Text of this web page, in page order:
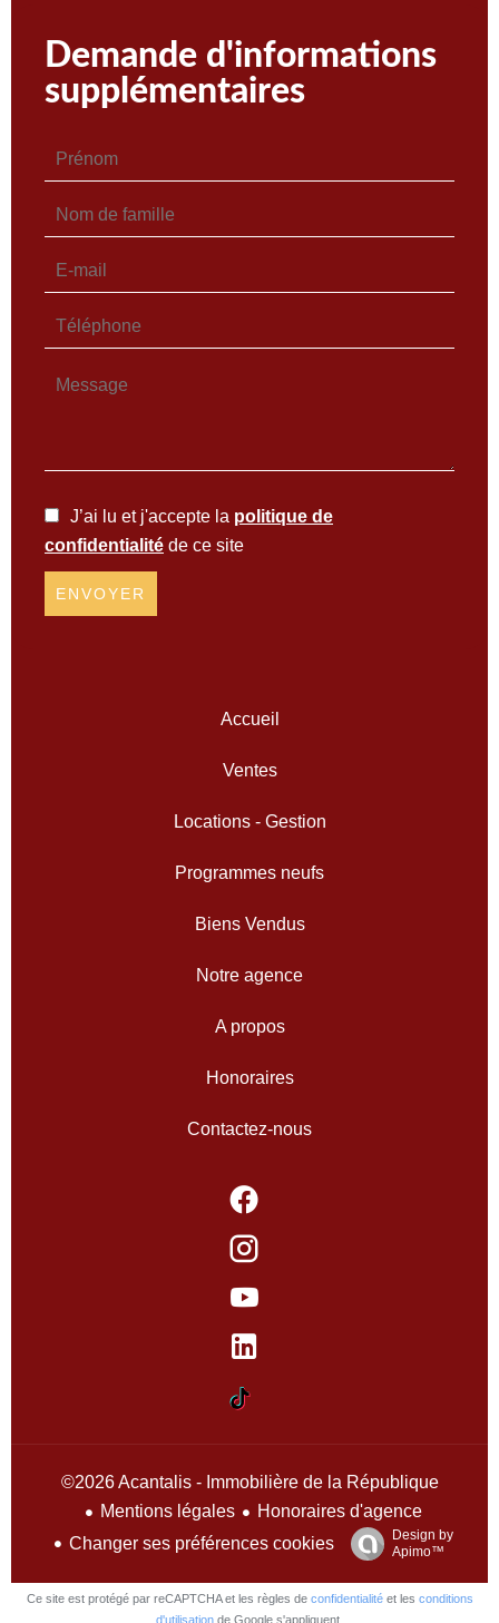
Demande d'informations
supplémentaires
J’ai lu et j'accepte la politique de
confidentialité de ce site
ENVOYER
Accueil
Ventes
Locations - Gestion
Programmes neufs
Biens Vendus
Notre agence
A propos
Honoraires
Contactez-nous
©2026 Acantalis - Immobilière de la République
Mentions légales
Honoraires d'agence
Changer ses préférences cookies
Design by
Apimo™
Ce site est protégé par reCAPTCHA et les règles de confidentialitéet les conditions
d'utilisation de Google s'appliquent.